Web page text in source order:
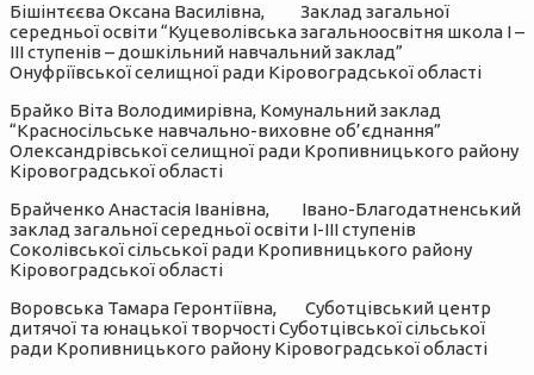
Бішінтєєва Оксана Василівна, Заклад загальної
середньої освіти “Куцеволівська загальноосвітня школа І –
ІІІ ступенів – дошкільний навчальний заклад”
Онуфріївської селищної ради Кіровоградської області
Брайко Віта Володимирівна, Комунальний заклад
“Красносільське навчально-виховне об’єднання”
Олександрівської селищної ради Кропивницького району
Кіровоградської області
Брайченко Анастасія Іванівна, Івано-Благодатненський
заклад загальної середньої освіти І-ІІІ ступенів
Соколівської сільської ради Кропивницького району
Кіровоградської області
Воровська Тамара Геронтіївна, Суботцівський центр
дитячої та юнацької творчості Суботцівської сільської
ради Кропивницького району Кіровоградської області